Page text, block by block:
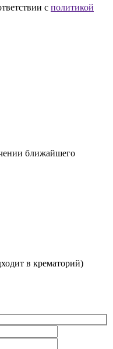
с политикой
ближайшего
в крематорий)